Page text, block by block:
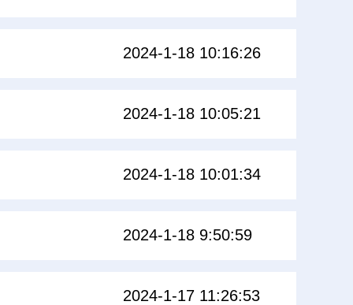
2024-1-18 10:16:26
2024-1-18 10:05:21
2024-1-18 10:01:34
2024-1-18 9:50:59
2024-1-17 11:26:53